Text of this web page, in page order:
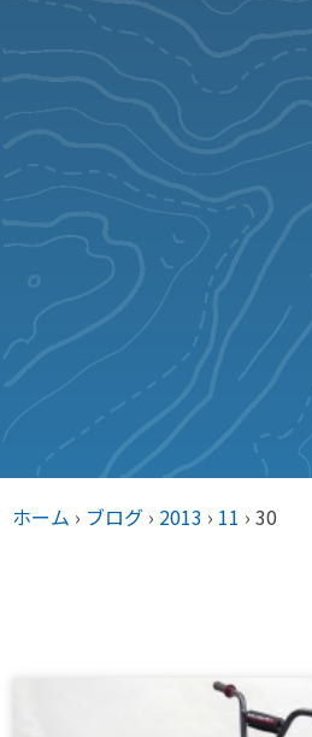
ホーム › ブログ › 2013 › 11 › 30